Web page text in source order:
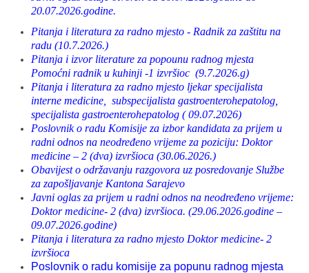
20.07.2026.godine.
Pitanja i literatura za radno mjesto - Radnik za zaštitu na
radu (10.7.2026.)
Pitanja i izvor literature za popounu radnog mjesta
Pomoćni radnik u kuhinji -1 izvršioc (9.7.2026.g)
Pitanja i literatura za radno mjesto ljekar specijalista
interne medicine, subspecijalista gastroenterohepatolog,
specijalista gastroenterohepatolog ( 09.07.2026)
Poslovnik o radu Komisije za izbor kandidata za prijem u
radni odnos na neodređeno vrijeme za poziciju: Doktor
medicine – 2 (dva) izvršioca (30.06.2026.)
Obavijest o održavanju razgovora uz posredovanje Službe
za zapošljavanje Kantona Sarajevo
Javni oglas za prijem u radni odnos na neodređeno vrijeme:
Doktor medicine- 2 (dva) izvršioca. (29.06.2026.godine –
09.07.2026.godine)
Pitanja i literatura za radno mjesto Doktor medicine- 2
izvršioca
Poslovnik o radu komisije za popunu radnog mjesta